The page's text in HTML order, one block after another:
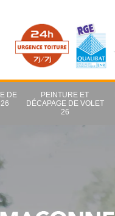
DE
PEINTURE ET
DÉCAPAGE DE VOLET
26